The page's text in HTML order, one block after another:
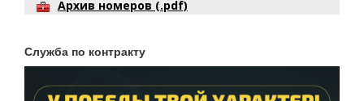
Архив номеров (.pdf)
Служба по контракту